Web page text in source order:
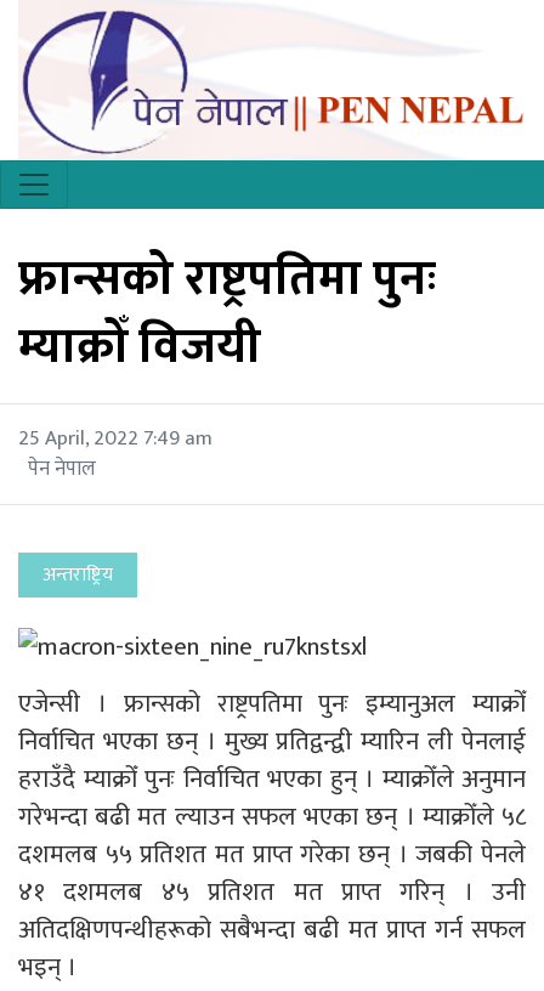
फ्रान्सको राष्ट्रपतिमा पुनः
म्याक्रोँ विजयी
25 April, 2022 7:49 am
पेन नेपाल
अन्तराष्ट्रिय
एजेन्सी । फ्रान्सको राष्ट्रपतिमा पुनः इम्यानुअल म्याक्रोँ
निर्वाचित भएका छन् । मुख्य प्रतिद्वन्द्वी म्यारिन ली पेनलाई
हराउँदै म्याक्रोँ पुनः निर्वाचित भएका हुन् । म्याक्रोँले अनुमान
गरेभन्दा बढी मत ल्याउन सफल भएका छन् । म्याक्रोँले ५८
दशमलब ५५ प्रतिशत मत प्राप्त गरेका छन् । जबकी पेनले
४१ दशमलब ४५ प्रतिशत मत प्राप्त गरिन् । उनी
अतिदक्षिणपन्थीहरूको सबैभन्दा बढी मत प्राप्त गर्न सफल
भइन् ।